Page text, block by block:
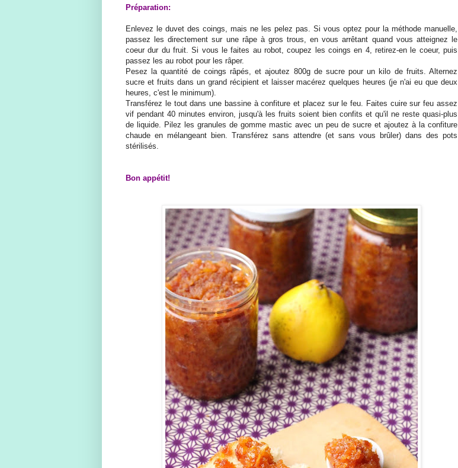
Préparation:
Enlevez le duvet des coings, mais ne les pelez pas. Si vous optez pour la méthode manuelle,
passez les directement sur une râpe à gros trous, en vous arrêtant quand vous atteignez le
coeur dur du fruit. Si vous le faites au robot, coupez les coings en 4, retirez-en le coeur, puis
passez les au robot pour les râper.
Pesez la quantité de coings râpés, et ajoutez 800g de sucre pour un kilo de fruits. Alternez
sucre et fruits dans un grand récipient et laisser macérez quelques heures (je n'ai eu que deux
heures, c'est le minimum).
Transférez le tout dans une bassine à confiture et placez sur le feu. Faites cuire sur feu assez
vif pendant 40 minutes environ, jusqu'à les fruits soient bien confits et qu'il ne reste quasi-plus
de liquide. Pilez les granules de gomme mastic avec un peu de sucre et ajoutez à la confiture
chaude en mélangeant bien. Transférez sans attendre (et sans vous brûler) dans des pots
stérilisés.
Bon appétit!